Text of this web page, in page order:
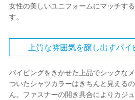
女性の美しいユニフォームにマッチす
す。
上質な雰囲気を醸し出すパイ
パイピングをきかせた上品でシックな
ついたシャツカラーはきちんと見える
ん。ファスナーの開き具合によりカジ